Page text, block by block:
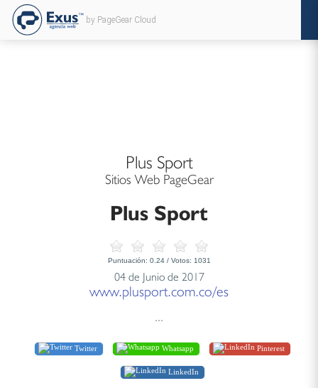
by PageGear Cloud
Plus Sport
Sitios Web PageGear
Plus Sport
Puntuación: 0.24/ Votos: 1031
04 de Junio de 2017
www.plusport.com.co/es
...
Twitter Whatsapp Pinterest
LinkedIn